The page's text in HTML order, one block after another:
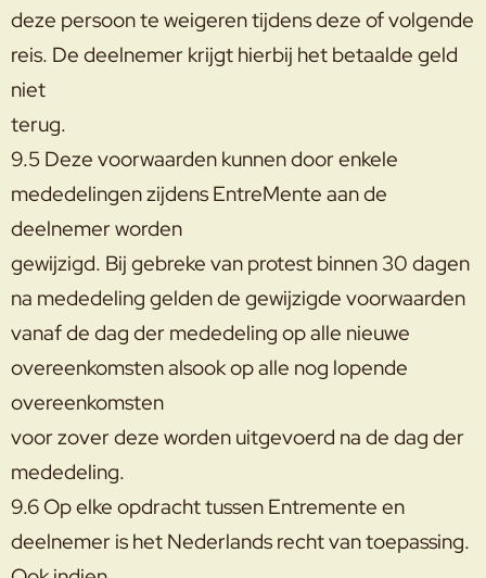
deze persoon te weigeren tijdens deze of volgende
reis. De deelnemer krijgt hierbij het betaalde geld
niet
terug.
9.5 Deze voorwaarden kunnen door enkele
mededelingen zijdens EntreMente aan de
deelnemer worden
gewijzigd. Bij gebreke van protest binnen 30 dagen
na mededeling gelden de gewijzigde voorwaarden
vanaf de dag der mededeling op alle nieuwe
overeenkomsten alsook op alle nog lopende
overeenkomsten
voor zover deze worden uitgevoerd na de dag der
mededeling.
9.6 Op elke opdracht tussen Entremente en
deelnemer is het Nederlands recht van toepassing.